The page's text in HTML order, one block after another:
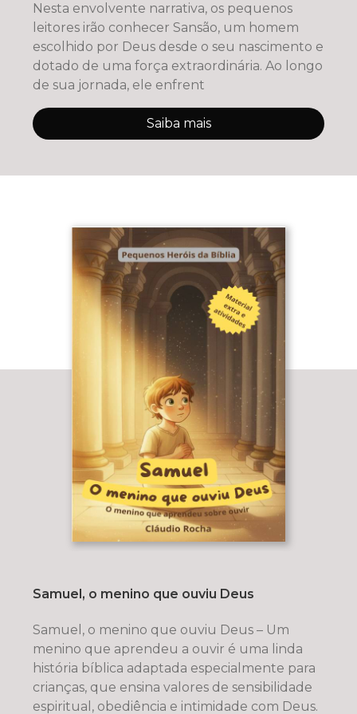
Nesta envolvente narrativa, os pequenos
leitores irão conhecer Sansão, um homem
escolhido por Deus desde o seu nascimento e
dotado de uma força extraordinária. Ao longo
de sua jornada, ele enfrent
Saiba mais
Samuel, o menino que ouviu Deus
Samuel, o menino que ouviu Deus – Um
menino que aprendeu a ouvir é uma linda
história bíblica adaptada especialmente para
crianças, que ensina valores de sensibilidade
espiritual, obediência e intimidade com Deus.